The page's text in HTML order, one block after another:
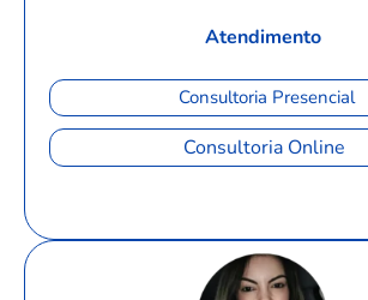
Atendimento
Consultoria Presencial
Consultoria Online